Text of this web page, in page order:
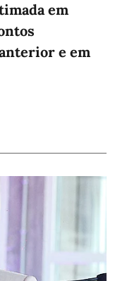
em
e em